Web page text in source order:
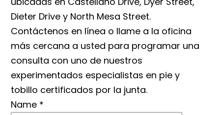
Dieter Drive y North Mesa Street.
Contáctenos en línea o llame a la oficina
más cercana a usted para programar una
consulta con uno de nuestros
experimentados especialistas en pie y
tobillo certificados por la junta.
Name *